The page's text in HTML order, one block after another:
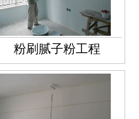
粉刷腻子粉工程